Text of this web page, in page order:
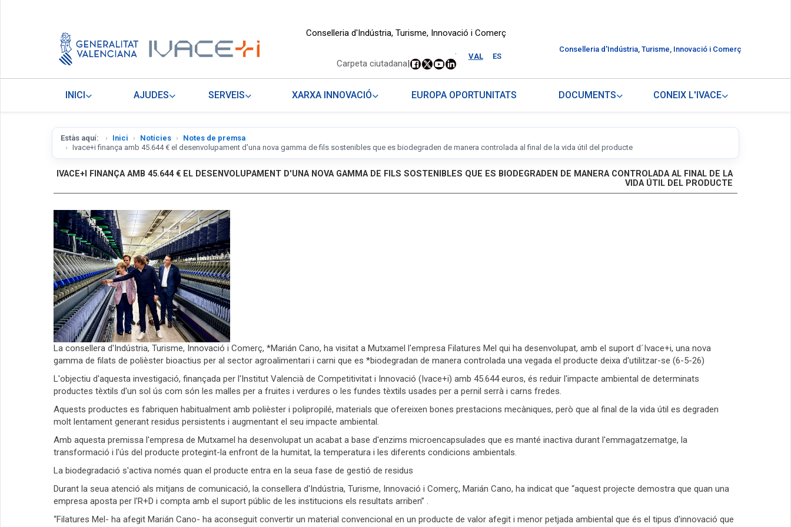
Conselleria d'Indústria, Turisme, Innovació i Comerç
VAL ES
.
Carpeta ciutadana|
Conselleria d'Indústria, Turisme, Innovació i Comerç
INICI AJUDES SERVEIS XARXA INNOVACIÓ EUROPA OPORTUNITATS DOCUMENTS CONEIX L'IVACE
Estàs aquí: Inici Notícies
Notes de premsa
Ivace+i finança amb 45.644 € el desenvolupament d'una nova gamma de fils sostenibles que es biodegraden de manera controlada al final de la vida útil del producte
IVACE+I FINANÇA AMB 45.644 € EL DESENVOLUPAMENT D'UNA NOVA GAMMA DE FILS SOSTENIBLES QUE ES BIODEGRADEN DE MANERA CONTROLADA AL FINAL DE LA
VIDA ÚTIL DEL PRODUCTE
La consellera d'Indústria, Turisme, Innovació i Comerç, *Marián Cano, ha visitat a Mutxamel l'empresa Filatures Mel qui ha desenvolupat, amb el suport d´Ivace+i, una nova
gamma de filats de polièster bioactius per al sector agroalimentari i carni que es *biodegradan de manera controlada una vegada el producte deixa d'utilitzar-se (6-5-26)
L'objectiu d'aquesta investigació, finançada per l'Institut Valencià de Competitivitat i Innovació (Ivace+i) amb 45.644 euros, és reduir l'impacte ambiental de determinats
productes tèxtils d'un sol ús com són les malles per a fruites i verdures o les fundes tèxtils usades per a pernil serrà i carns fredes.
Aquests productes es fabriquen habitualment amb polièster i polipropilé, materials que ofereixen bones prestacions mecàniques, però que al final de la vida útil es degraden
molt lentament generant residus persistents i augmentant el seu impacte ambiental.
Amb aquesta premissa l'empresa de Mutxamel ha desenvolupat un acabat a base d'enzims microencapsulades que es manté inactiva durant l'emmagatzematge, la
transformació i l'ús del producte protegint-la enfront de la humitat, la temperatura i les diferents condicions ambientals.
La biodegradació s'activa només quan el producte entra en la seua fase de gestió de residus
Durant la seua atenció als mitjans de comunicació, la consellera d'Indústria, Turisme, Innovació i Comerç, Marián Cano, ha indicat que “aquest projecte demostra que quan una
empresa aposta per l'R+D i compta amb el suport públic de les institucions els resultats arriben” .
“Filatures Mel- ha afegit Marián Cano- ha aconseguit convertir un material convencional en un producte de valor afegit i menor petjada ambiental que és el tipus d'innovació que